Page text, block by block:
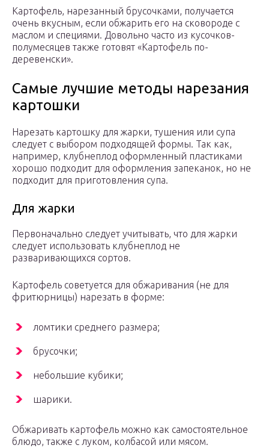
Картофель, нарезанный брусочками, получается
очень вкусным, если обжарить его на сковороде с
маслом и специями. Довольно часто из кусочков-
полумесяцев также готовят «Картофель по-
деревенски».
Самые лучшие методы нарезания
картошки
Нарезать картошку для жарки, тушения или супа
следует с выбором подходящей формы. Так как,
например, клубнеплод оформленный пластиками
хорошо подходит для оформления запеканок, но не
подходит для приготовления супа.
Для жарки
Первоначально следует учитывать, что для жарки
следует использовать клубнеплод не
разваривающихся сортов.
Картофель советуется для обжаривания (не для
фритюрницы) нарезать в форме:
ломтики среднего размера;
брусочки;
небольшие кубики;
шарики.
Обжаривать картофель можно как самостоятельное
блюдо, также с луком, колбасой или мясом.